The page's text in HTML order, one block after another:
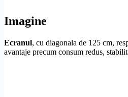
Imagine
Ecranul, cu diagonala de 125 cm,
avantaje precum consum redus,